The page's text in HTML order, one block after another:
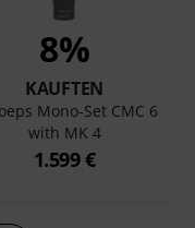
8%
KAUFTEN
Mono-Set CMC 6
with MK 4
1.599 €